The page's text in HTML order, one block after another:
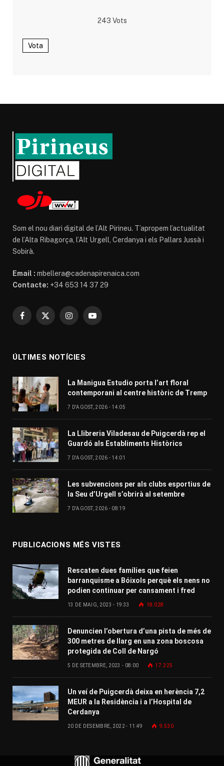
243 Vots
Vota
Som el nou diari digital de l’Alt Pirineu. T’apropem l’actualitat
de l’Alta Ribagorça, l’Alt Urgell, Cerdanya i els Pallars Jussà i
Sobirà.
Email : mbellera@cadenapirenaica.com
Contacte: +34 653 14 37 29
Facebook
X
InstagramYouTube
ÚLTIMES NOTÍCIES
La Manigua Estudio porta l’art floral
contemporani al centre històric de Tremp
7 D'AGOST, 2026 - 14:05
La Llibreria Viladesau de Puigcerdà rep el
Guardó als Establiments Històrics
7 D'AGOST, 2026 - 14:01
Les subvencions per als clubs esportius de
la Seu d’Urgell s’obrirà al setembre
7 D'AGOST, 2026 - 08:19
PUBLICACIONS MÉS VISTES
Rescaten dues famílies que feien
barranquisme a Bóixols perquè els nens no
podien continuar per cansament i fred
13 DE MAIG, 2023 - 19:33 18.028
Denuncien l’obertura d’una pista de més de
300 metres de llarg en una zona boscosa
protegida de Coll de Nargó
5 DE SETEMBRE, 2023 - 08:00 17.225
Un veí de Puigcerdà deixa en herència 7,2
MEUR a la Residència i a l’Hospital de
Cerdanya
20 DE DESEMBRE, 2022 - 11:49 9.530